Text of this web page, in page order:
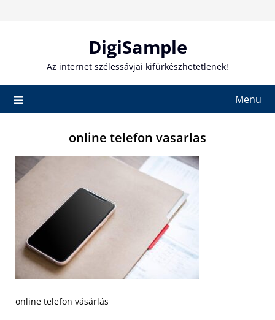
DigiSample
Az internet szélessávjai kifürkészhetetlenek!
Menu
online telefon vasarlas
online telefon vásárlás